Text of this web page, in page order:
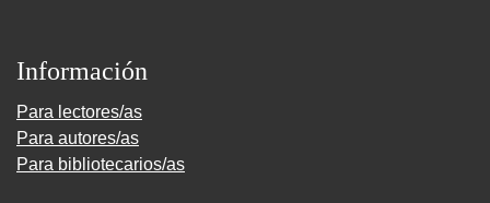
Información
Para lectores/as
Para autores/as
Para bibliotecarios/as